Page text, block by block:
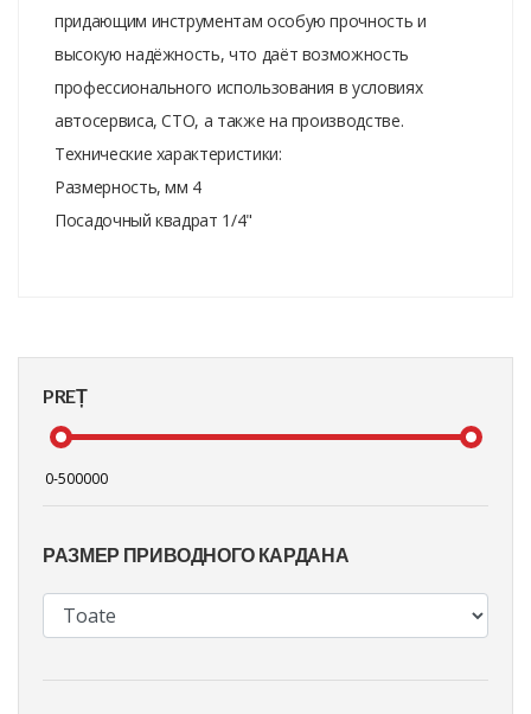
PREȚ
РАЗМЕР ПРИВОДНОГО КАРДАНА
придающим инструментам особую прочность и
высокую надёжность, что даёт возможность
профессионального использования в условиях
автосервиса, СТО, а также на производстве.
Технические характеристики:
Размерность, мм 4
Посадочный квадрат 1/4"